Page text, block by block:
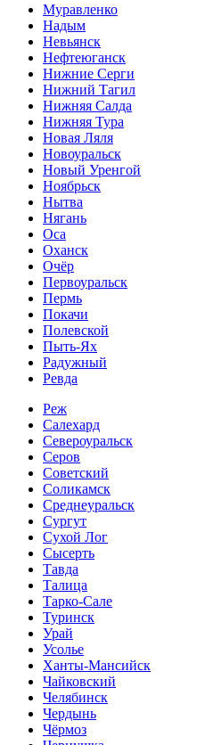
Муравленко
Надым
Невьянск
Нефтеюганск
Нижние Серги
Нижний Тагил
Нижняя Салда
Нижняя Тура
Новая Ляля
Новоуральск
Новый Уренгой
Ноябрьск
Нытва
Нягань
Оса
Оханск
Очёр
Первоуральск
Пермь
Покачи
Полевской
Пыть-Ях
Радужный
Ревда
Реж
Салехард
Североуральск
Серов
Советский
Соликамск
Среднеуральск
Сургут
Сухой Лог
Сысерть
Тавда
Талица
Тарко-Сале
Туринск
Урай
Усолье
Ханты-Мансийск
Чайковский
Челябинск
Чердынь
Чёрмоз